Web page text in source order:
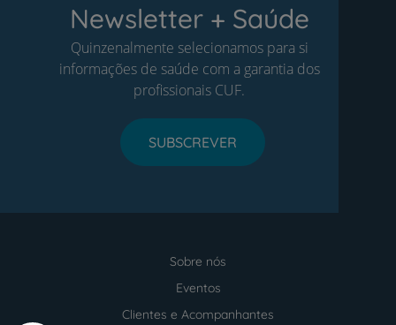
Newsletter + Saúde
Quinzenalmente selecionamos para si
informações de saúde com a garantia dos
profissionais CUF.
SUBSCREVER
Sobre nós
Eventos
Clientes e Acompanhantes